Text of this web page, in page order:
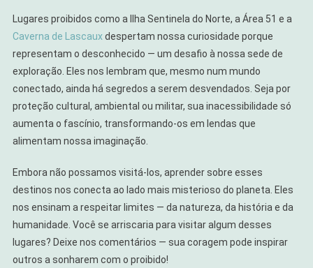
Lugares proibidos como a Ilha Sentinela do Norte, a Área 51 e a
Caverna de Lascauxdespertam nossa curiosidade porque
representam o desconhecido — um desafio à nossa sede de
exploração. Eles nos lembram que, mesmo num mundo
conectado, ainda há segredos a serem desvendados. Seja por
proteção cultural, ambiental ou militar, sua inacessibilidade só
aumenta o fascínio, transformando-os em lendas que
alimentam nossa imaginação.
Embora não possamos visitá-los, aprender sobre esses
destinos nos conecta ao lado mais misterioso do planeta. Eles
nos ensinam a respeitar limites — da natureza, da história e da
humanidade. Você se arriscaria para visitar algum desses
lugares? Deixe nos comentários — sua coragem pode inspirar
outros a sonharem com o proibido!